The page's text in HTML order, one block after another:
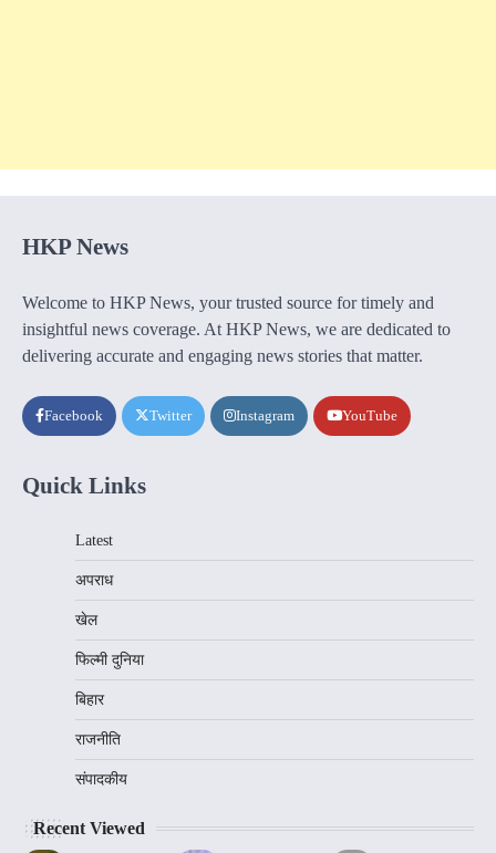
HKP News
Welcome to HKP News, your trusted source for timely and
insightful news coverage. At HKP News, we are dedicated to
delivering accurate and engaging news stories that matter.
Facebook Twitter Instagram YouTube
Quick Links
Latest
अपराध
खेल
फिल्मी दुनिया
बिहार
राजनीति
संपादकीय
Recent Viewed